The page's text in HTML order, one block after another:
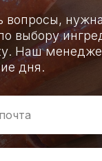
вопросы,
выбору
Наш
дня.